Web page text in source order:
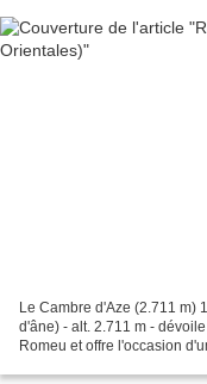
Le Cambre d'Aze (2.711 m)
d'âne) - alt. 2.711 m -
Romeu et offre l'occasion